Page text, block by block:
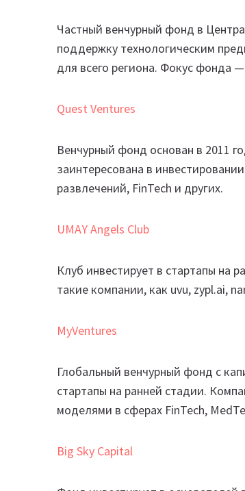
Частный венчурный фонд в
поддержку технологическим
для всего региона. Фокус фонда
Quest Ventures
Венчурный фонд основан в 2011
заинтересована в
развлечений, FinTech и других.
UMAY Angels Club
Клуб инвестирует в стартапы на
такие компании, как uvu, zypl.ai,
MyVentures
Глобальный венчурный фонд с
стартапы на ранней стадии.
моделями в сферах FinTech,
Big Sky Capital